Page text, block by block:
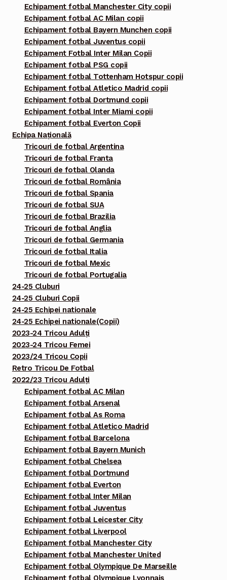
Echipament fotbal Manchester City copii
Echipament fotbal AC Milan copii
Echipament fotbal Bayern Munchen copii
Echipament fotbal Juventus copii
Echipament Fotbal Inter Milan Copii
Echipament fotbal PSG copii
Echipament fotbal Tottenham Hotspur copii
Echipament fotbal Atletico Madrid copii
Echipament fotbal Dortmund copii
Echipament fotbal Inter Miami copii
Echipament fotbal Everton Copii
Echipa Națională
Tricouri de fotbal Argentina
Tricouri de fotbal Franta
Tricouri de fotbal Olanda
Tricouri de fotbal România
Tricouri de fotbal Spania
Tricouri de fotbal SUA
Tricouri de fotbal Brazilia
Tricouri de fotbal Anglia
Tricouri de fotbal Germania
Tricouri de fotbal Italia
Tricouri de fotbal Mexic
Tricouri de fotbal Portugalia
24-25 Cluburi
24-25 Cluburi Copii
24-25 Echipei nationale
24-25 Echipei nationale(Copii)
2023-24 Tricou Adulți
2023-24 Tricou Femei
2023/24 Tricou Copii
Retro Tricou De Fotbal
2022/23 Tricou Adulți
Echipament fotbal AC Milan
Echipament fotbal Arsenal
Echipament fotbal As Roma
Echipament fotbal Atletico Madrid
Echipament fotbal Barcelona
Echipament fotbal Bayern Munich
Echipament fotbal Chelsea
Echipament fotbal Dortmund
Echipament fotbal Everton
Echipament fotbal Inter Milan
Echipament fotbal Juventus
Echipament fotbal Leicester City
Echipament fotbal Liverpool
Echipament fotbal Manchester City
Echipament fotbal Manchester United
Echipament fotbal Olympique De Marseille
Echipament fotbal Olympique Lyonnais